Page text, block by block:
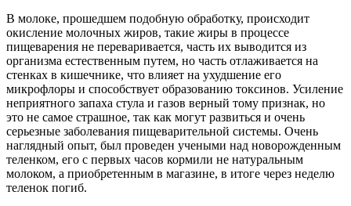
В молоке, прошедшем подобную обработку, происходит
окисление молочных жиров, такие жиры в процессе
пищеварения не переваривается, часть их выводится из
организма естественным путем, но часть отлаживается на
стенках в кишечнике, что влияет на ухудшение его
микрофлоры и способствует образованию токсинов. Усиление
неприятного запаха стула и газов верный тому признак, но
это не самое страшное, так как могут развиться и очень
серьезные заболевания пищеварительной системы. Очень
наглядный опыт, был проведен учеными над новорожденным
теленком, его с первых часов кормили не натуральным
молоком, а приобретенным в магазине, в итоге через неделю
теленок погиб.